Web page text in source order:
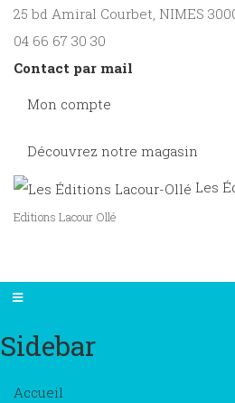
25 bd Amiral Courbet, NIMES
04 66 67 30 30
Contact par mail
Mon compte
Découvrez notre magasin
Les
Editions Lacour Ollé
Sidebar
Accueil